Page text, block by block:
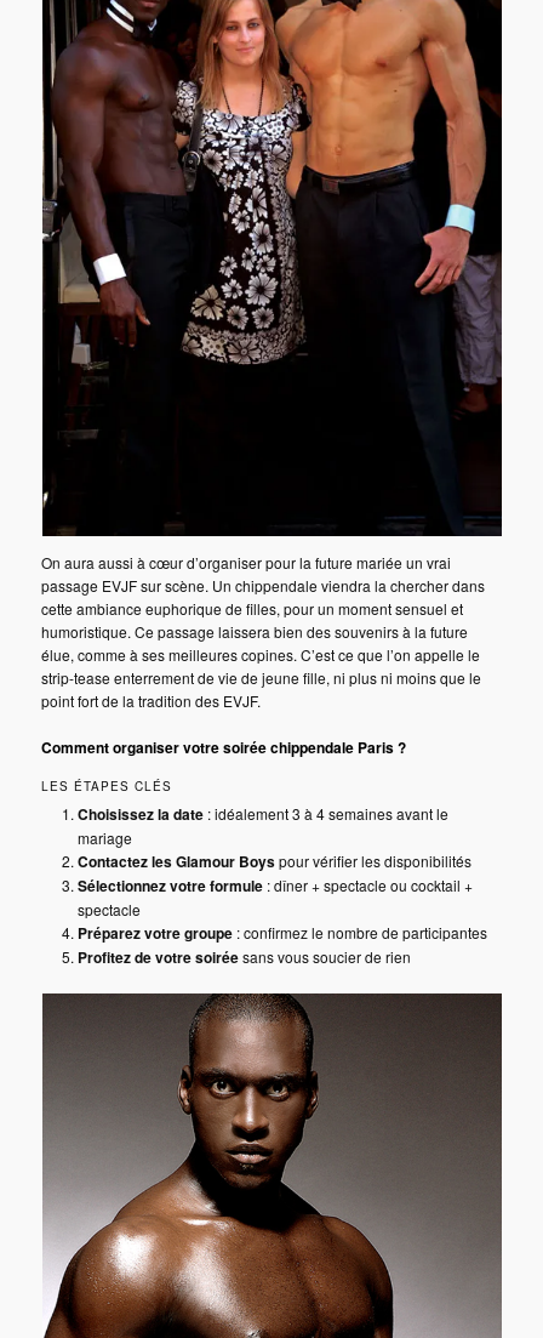
On aura aussi à cœur d’organiser pour la future mariée un vrai
passage EVJF sur scène. Un chippendale viendra la chercher dans
cette ambiance euphorique de filles, pour un moment sensuel et
humoristique. Ce passage laissera bien des souvenirs à la future
élue, comme à ses meilleures copines. C’est ce que l’on appelle le
strip-tease enterrement de vie de jeune fille, ni plus ni moins que le
point fort de la tradition des EVJF.
Comment organiser votre soirée chippendale Paris ?
LES ÉTAPES CLÉS
Choisissez la date : idéalement 3 à 4 semaines avant le
mariage
Contactez les Glamour Boyspour vérifier les disponibilités
Sélectionnez votre formule : dîner + spectacle ou cocktail +
spectacle
Préparez votre groupe : confirmez le nombre de participantes
Profitez de votre soiréesans vous soucier de rien